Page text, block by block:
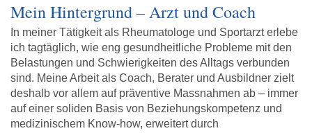
Mein Hintergrund – Arzt und Coach
In meiner Tätigkeit als Rheumatologe und Sportarzt erlebe
ich tagtäglich, wie eng gesundheitliche Probleme mit den
Belastungen und Schwierigkeiten des Alltags verbunden
sind. Meine Arbeit als Coach, Berater und Ausbildner zielt
deshalb vor allem auf präventive Massnahmen ab – immer
auf einer soliden Basis von Beziehungskompetenz und
medizinischem Know-how, erweitert durch